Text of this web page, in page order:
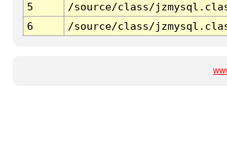
5
/source/class/
6
/source/class/